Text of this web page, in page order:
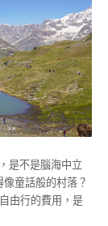
是不是腦海中立
童話般的村落？
由行的費用，是